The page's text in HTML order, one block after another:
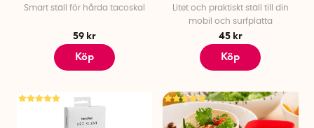
Smart ställ för hårda tacoskal
59 kr
Köp
Litet och praktiskt ställ till din
mobil och surfplatta
45 kr
Köp